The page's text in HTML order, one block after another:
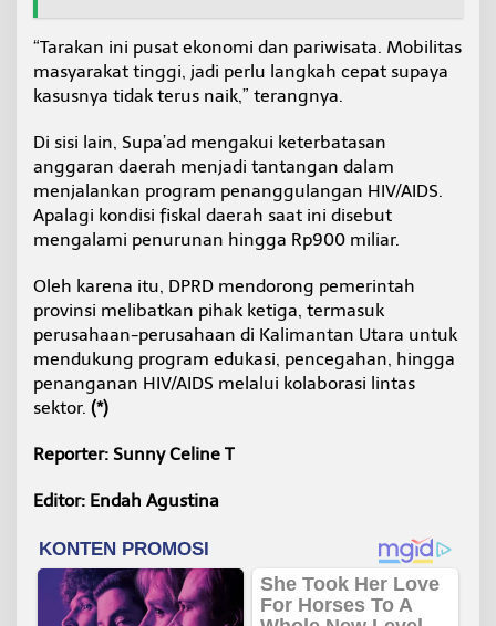
“Tarakan ini pusat ekonomi dan pariwisata. Mobilitas
masyarakat tinggi, jadi perlu langkah cepat supaya
kasusnya tidak terus naik,” terangnya.
Di sisi lain, Supa’ad mengakui keterbatasan
anggaran daerah menjadi tantangan dalam
menjalankan program penanggulangan HIV/AIDS.
Apalagi kondisi fiskal daerah saat ini disebut
mengalami penurunan hingga Rp900 miliar.
Oleh karena itu, DPRD mendorong pemerintah
provinsi melibatkan pihak ketiga, termasuk
perusahaan-perusahaan di Kalimantan Utara untuk
mendukung program edukasi, pencegahan, hingga
penanganan HIV/AIDS melalui kolaborasi lintas
sektor. (*)
Reporter: Sunny Celine T
Editor: Endah Agustina